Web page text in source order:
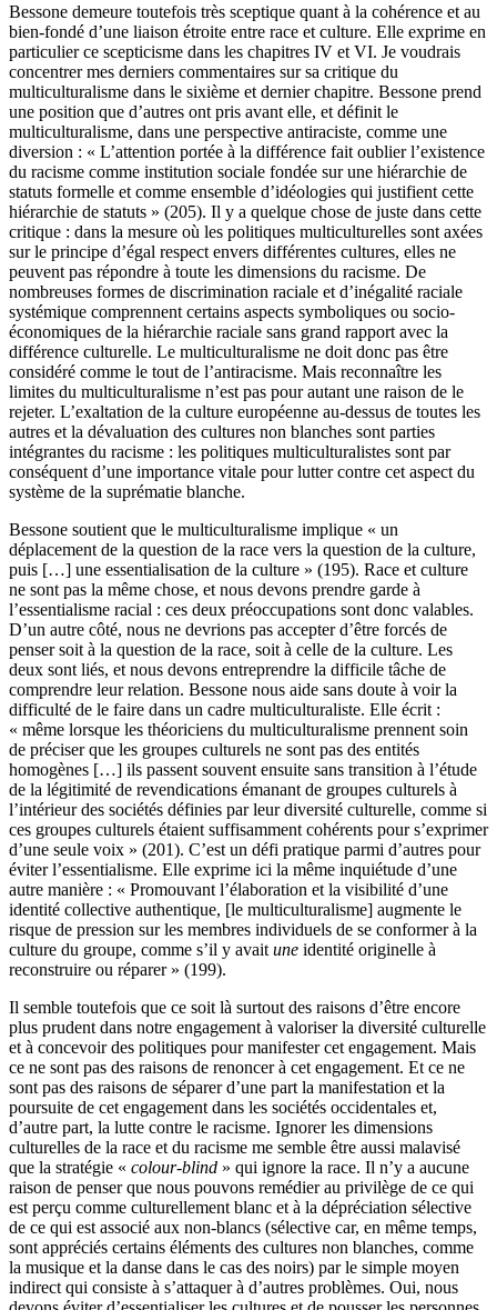
Bessone demeure toutefois très sceptique quant à la cohérence et au
bien-fondé d’une liaison étroite entre race et culture. Elle exprime en
particulier ce scepticisme dans les chapitres IV et VI. Je voudrais
concentrer mes derniers commentaires sur sa critique du
multiculturalisme dans le sixième et dernier chapitre. Bessone prend
une position que d’autres ont pris avant elle, et définit le
multiculturalisme, dans une perspective antiraciste, comme une
diversion : « L’attention portée à la différence fait oublier l’existence
du racisme comme institution sociale fondée sur une hiérarchie de
statuts formelle et comme ensemble d’idéologies qui justifient cette
hiérarchie de statuts » (205). Il y a quelque chose de juste dans cette
critique : dans la mesure où les politiques multiculturelles sont axées
sur le principe d’égal respect envers différentes cultures, elles ne
peuvent pas répondre à toute les dimensions du racisme. De
nombreuses formes de discrimination raciale et d’inégalité raciale
systémique comprennent certains aspects symboliques ou socio-
économiques de la hiérarchie raciale sans grand rapport avec la
différence culturelle. Le multiculturalisme ne doit donc pas être
considéré comme le tout de l’antiracisme. Mais reconnaître les
limites du multiculturalisme n’est pas pour autant une raison de le
rejeter. L’exaltation de la culture européenne au-dessus de toutes les
autres et la dévaluation des cultures non blanches sont parties
intégrantes du racisme : les politiques multiculturalistes sont par
conséquent d’une importance vitale pour lutter contre cet aspect du
système de la suprématie blanche.
Bessone soutient que le multiculturalisme implique « un
déplacement de la question de la race vers la question de la culture,
puis […] une essentialisation de la culture » (195). Race et culture
ne sont pas la même chose, et nous devons prendre garde à
l’essentialisme racial : ces deux préoccupations sont donc valables.
D’un autre côté, nous ne devrions pas accepter d’être forcés de
penser soit à la question de la race, soit à celle de la culture. Les
deux sont liés, et nous devons entreprendre la difficile tâche de
comprendre leur relation. Bessone nous aide sans doute à voir la
difficulté de le faire dans un cadre multiculturaliste. Elle écrit :
« même lorsque les théoriciens du multiculturalisme prennent soin
de préciser que les groupes culturels ne sont pas des entités
homogènes […] ils passent souvent ensuite sans transition à l’étude
de la légitimité de revendications émanant de groupes culturels à
l’intérieur des sociétés définies par leur diversité culturelle, comme si
ces groupes culturels étaient suffisamment cohérents pour s’exprimer
d’une seule voix » (201). C’est un défi pratique parmi d’autres pour
éviter l’essentialisme. Elle exprime ici la même inquiétude d’une
autre manière : « Promouvant l’élaboration et la visibilité d’une
identité collective authentique, [le multiculturalisme] augmente le
risque de pression sur les membres individuels de se conformer à la
culture du groupe, comme s’il y avait une identité originelle à
reconstruire ou réparer » (199).
Il semble toutefois que ce soit là surtout des raisons d’être encore
plus prudent dans notre engagement à valoriser la diversité culturelle
et à concevoir des politiques pour manifester cet engagement. Mais
ce ne sont pas des raisons de renoncer à cet engagement. Et ce ne
sont pas des raisons de séparer d’une part la manifestation et la
poursuite de cet engagement dans les sociétés occidentales et,
d’autre part, la lutte contre le racisme. Ignorer les dimensions
culturelles de la race et du racisme me semble être aussi malavisé
que la stratégie « colour-blind » qui ignore la race. Il n’y a aucune
raison de penser que nous pouvons remédier au privilège de ce qui
est perçu comme culturellement blanc et à la dépréciation sélective
de ce qui est associé aux non-blancs (sélective car, en même temps,
sont appréciés certains éléments des cultures non blanches, comme
la musique et la danse dans le cas des noirs) par le simple moyen
indirect qui consiste à s’attaquer à d’autres problèmes. Oui, nous